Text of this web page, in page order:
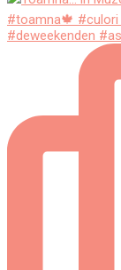
#deweekenden